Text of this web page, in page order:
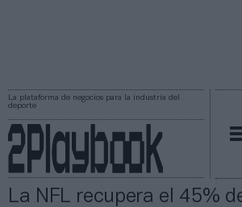
La plataforma de negocios para la industria del
deporte
La NFL recupera el 45%